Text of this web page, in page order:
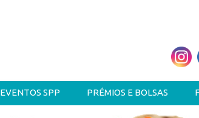
EVENTOS SPP PRÉMIOS E BOLSAS